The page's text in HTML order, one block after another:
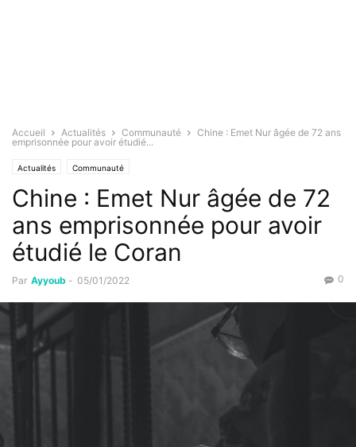
Accueil Actualités Communauté
Chine : Emet Nur âgée de 72 ans
emprisonnée pour avoir étudié...
Actualités Communauté
Chine : Emet Nur âgée de 72
ans emprisonnée pour avoir
étudié le Coran
Par Ayyoub - 05/01/2022 0